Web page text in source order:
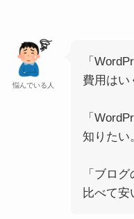
悩んでいる人
「
費用はい
「
知りたい
「ブロ
比べて安